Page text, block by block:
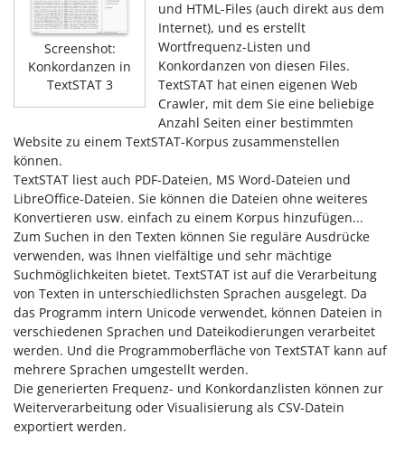
Screenshot:
Konkordanzen in
TextSTAT 3
und HTML-Files (auch direkt aus dem
Internet), und es erstellt
Wortfrequenz-Listen und
Konkordanzen von diesen Files.
TextSTAT hat einen eigenen Web
Crawler, mit dem Sie eine beliebige
Anzahl Seiten einer bestimmten
Website zu einem TextSTAT-Korpus zusammenstellen
können.
TextSTAT liest auch PDF-Dateien, MS Word-Dateien und
LibreOffice-Dateien. Sie können die Dateien ohne weiteres
Konvertieren usw. einfach zu einem Korpus hinzufügen...
Zum Suchen in den Texten können Sie reguläre Ausdrücke
verwenden, was Ihnen vielfältige und sehr mächtige
Suchmöglichkeiten bietet. TextSTAT ist auf die Verarbeitung
von Texten in unterschiedlichsten Sprachen ausgelegt. Da
das Programm intern Unicode verwendet, können Dateien in
verschiedenen Sprachen und Dateikodierungen verarbeitet
werden. Und die Programmoberfläche von TextSTAT kann auf
mehrere Sprachen umgestellt werden.
Die generierten Frequenz- und Konkordanzlisten können zur
Weiterverarbeitung oder Visualisierung als CSV-Datein
exportiert werden.